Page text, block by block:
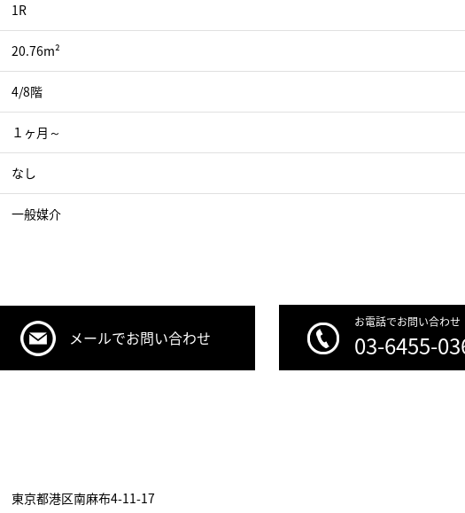
1R
20.76m²
4/8階
１ヶ月～
なし
一般媒介
メールでお問い合わせ
お電話でお問い合わせ
03-6455-
東京都港区南麻布4-11-17